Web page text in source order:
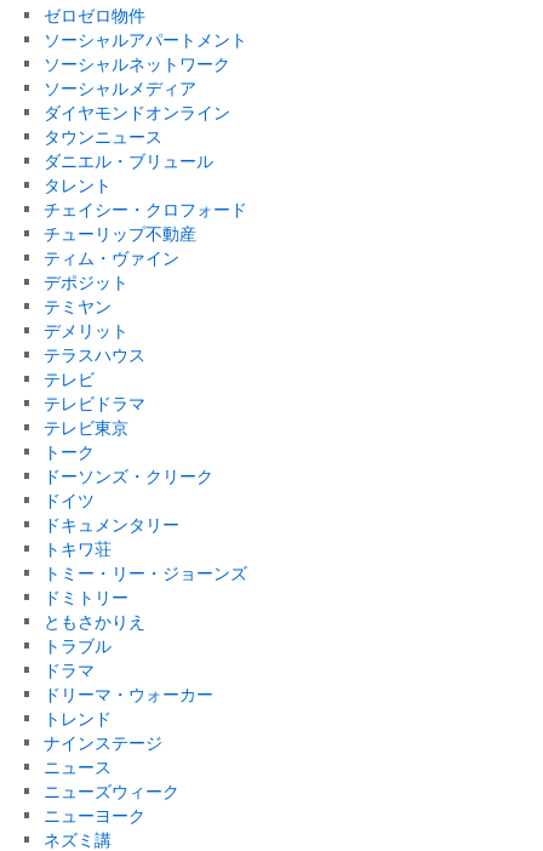
ゼロゼロ物件
ソーシャルアパートメント
ソーシャルネットワーク
ソーシャルメディア
ダイヤモンドオンライン
タウンニュース
ダニエル・ブリュール
タレント
チェイシー・クロフォード
チューリップ不動産
ティム・ヴァイン
デポジット
テミヤン
デメリット
テラスハウス
テレビ
テレビドラマ
テレビ東京
トーク
ドーソンズ・クリーク
ドイツ
ドキュメンタリー
トキワ荘
トミー・リー・ジョーンズ
ドミトリー
ともさかりえ
トラブル
ドラマ
ドリーマ・ウォーカー
トレンド
ナインステージ
ニュース
ニューズウィーク
ニューヨーク
ネズミ講